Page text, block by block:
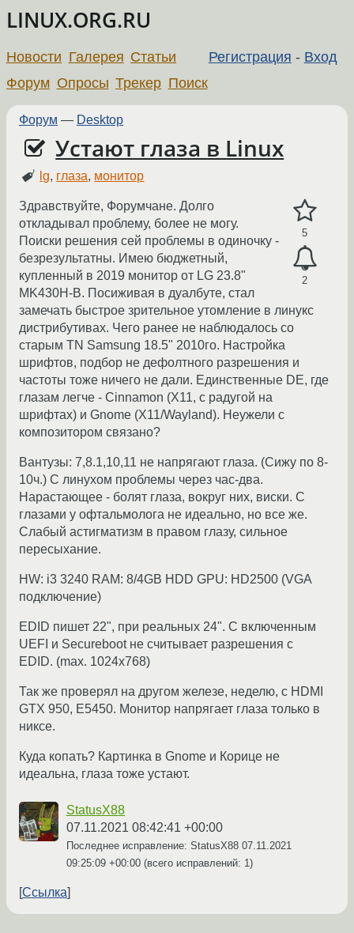
LINUX.ORG.RU
Регистрация - Вход
Новости Галерея Статьи
Форум Опросы Трекер Поиск
Форум — Desktop
Устают глаза в Linux
lg, глаза, монитор
5
2
Здравствуйте, Форумчане. Долго
откладывал проблему, более не могу.
Поиски решения сей проблемы в одиночку -
безрезультатны. Имею бюджетный,
купленный в 2019 монитор от LG 23.8"
MK430H-B. Посиживая в дуалбуте, стал
замечать быстрое зрительное утомление в линукс
дистрибутивах. Чего ранее не наблюдалось со
старым TN Samsung 18.5" 2010го. Настройка
шрифтов, подбор не дефолтного разрешения и
частоты тоже ничего не дали. Единственные DE, где
глазам легче - Cinnamon (X11, с радугой на
шрифтах) и Gnome (X11/Wayland). Неужели с
композитором связано?
Вантузы: 7,8.1,10,11 не напрягают глаза. (Сижу по 8-
10ч.) С линухом проблемы через час-два.
Нарастающее - болят глаза, вокруг них, виски. С
глазами у офтальмолога не идеально, но все же.
Слабый астигматизм в правом глазу, сильное
пересыхание.
HW: i3 3240 RAM: 8/4GB HDD GPU: HD2500 (VGA
подключение)
EDID пишет 22", при реальных 24". С включенным
UEFI и Secureboot не считывает разрешения с
EDID. (max. 1024x768)
Так же проверял на другом железе, неделю, с HDMI
GTX 950, E5450. Монитор напрягает глаза только в
никсе.
Куда копать? Картинка в Gnome и Корице не
идеальна, глаза тоже устают.
StatusX88
07.11.2021 08:42:41 +00:00
Последнее исправление: StatusX88 07.11.2021
09:25:09 +00:00 (всего исправлений: 1)
Ссылка